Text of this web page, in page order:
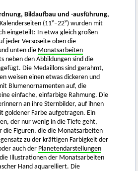
Bildaufbau und -ausführung,
(11v–22v) wurden mit
eingeteilt: In etwa gleich großen
jeder Versoseite oben die
unten die Monatsarbeiten
neben den Abbildungen sind die
Die Medaillons sind gerahmt,
weisen einen etwas dickeren und
Blumenornamenten auf, die
einfache, einfarbige Rahmung. Die
an ihre Sternbilder, auf ihnen
goldener Farbe aufgetragen. Ein
der nur wenig in die Tiefe geht,
die Figuren, die die Monatsarbeiten
zu der kräftigen Farbigkeit der
auch der Planetendarstellungen
Illustrationen der Monatsarbeiten
Hand aquarelliert. Die